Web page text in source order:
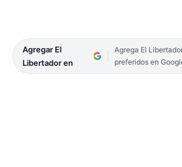
Agregar El
Libertador en
Agrega El
preferidos en